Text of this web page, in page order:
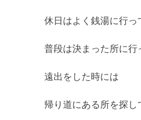
休日はよく銭湯に行っ
普段は決まった所に行
遠出をした時には
帰り道にある所を探